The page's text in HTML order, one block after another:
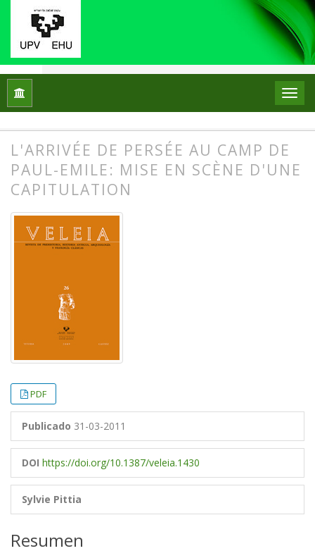
Inicio
Núm. 26 (2009): Puesta en escena y
Dossier monográfico: Puesta en escena y escenarios en la
L'ARRIVÉE DE PERSÉE AU CAMP DE
PAUL-EMILE: MISE EN SCÈNE D'UNE
CAPITULATION
PDF
Publicado 31-03-2011
DOI https://doi.org/10.1387/veleia.1430
Sylvie Pittia
Resumen